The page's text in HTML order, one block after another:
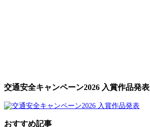
交通安全キャンペーン2026 入賞作品発表
おすすめ記事